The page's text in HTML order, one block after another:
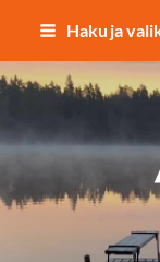
Siirry
sisältöön
Haku ja